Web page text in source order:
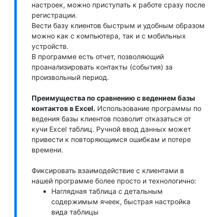
настроек, можно приступать к работе сразу после
регистрации.
Вести базу клиентов быстрым и удобным образом
можно как с компьютера, так и с мобильных
устройств.
В программе есть отчет, позволяющий
проанализировать контакты (события) за
произвольный период.
Преимущества по сравнению с ведением базы
контактов в Excel. Использование программы по
ведения базы клиентов позволит отказаться от
кучи Excel таблиц. Ручной ввод данных может
привести к повторяющимся ошибкам и потере
времени.
Фиксировать взаимодействие с клиентами в
нашей программе более просто и технологично:
Наглядная таблица с детальным
содержимым ячеек, быстрая настройка
вида таблицы